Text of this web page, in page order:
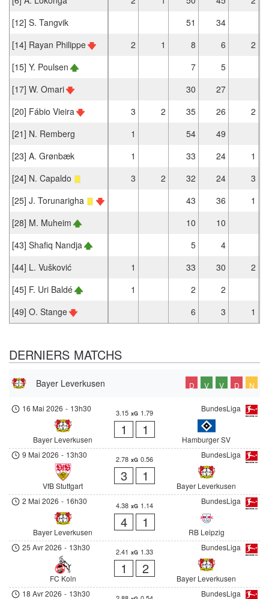
[12] S. Tangvik
51
34
[14] Rayan Philippe
2 1 8 6
2
[15] Y. Poulsen
7
5
[17] W. Omari
30
27
[20] Fábio Vieira
3 2 35 26
2
[21] N. Remberg
1 54
49
[23] A. Grønbæk
1 33 24
1
[24] N. Capaldo
3 2 32 24
3
[25] J. Torunarigha
43 36
1
[28] M. Muheim
10
10
[43] Shafiq Nandja
5
4
[44] L. Vušković
1 33 30
2
[45] F. Uri Baldé
1 2
2
[49] O. Stange
6 3 1
DERNIERS MATCHS
Bayer Leverkusen D V V D N
BundesLiga
16 Mai 2026 - 13h30
Bayer Leverkusen
3.15 xG 1.79
1 1
Hamburger SV
BundesLiga
9 Mai 2026 - 13h30
VfB Stuttgart
2.78 xG 0.56
3 1
Bayer Leverkusen
BundesLiga
2 Mai 2026 - 16h30
Bayer Leverkusen
4.38 xG 1.14
4 1
RB Leipzig
BundesLiga
25 Avr 2026 - 13h30
FC Koln
2.41 xG 1.33
1 2
Bayer Leverkusen
BundesLiga
18 Avr 2026 - 13h30